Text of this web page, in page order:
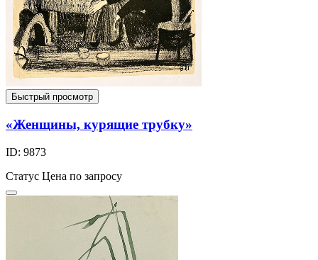
Быстрый просмотр
«Женщины, курящие трубку»
ID: 9873
Статус Цена по запросу